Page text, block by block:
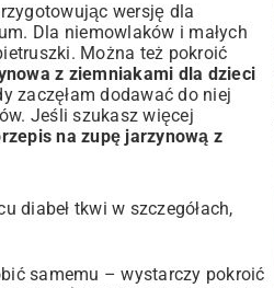
wersję dla
Dla niemowlaków i małych
Można też pokroić
z ziemniakami dla dzieci
zaczęłam dodawać do niej
Jeśli szukasz więcej
na zupę jarzynową z
diabeł tkwi w szczegółach,
samemu – wystarczy pokroić